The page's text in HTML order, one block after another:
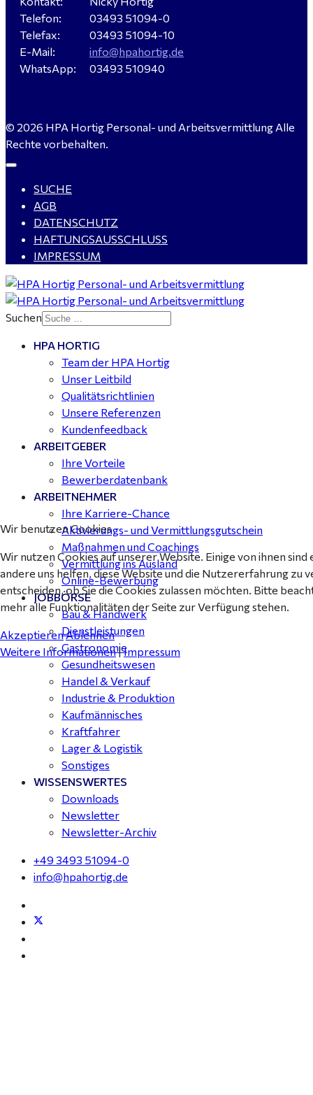
Verkäufer / Fachberater (m/w/d) - Baustoffe Fliesen -
für Dessau-Roßlau gesucht
gesucht - ab 4.500,00 €
WIG-Schweißer / Vorrichter (m/w/d) Anlagen- und
Rohrleitungsbau - Tagschicht - Leuna ab 20 €
gesucht für Halle (Saale) - ab 4.000 €
Buchhalter (m/w/d) für Halle (Saale) gesucht - TZ 20-
Telefon:
Telefax:
E-Mail:
WhatsApp:
03493 51094-0
03493 51094-10
info@hpahortig.de
03493 510940
© 2026 HPA Hortig Personal- und Arbeitsvermittlung Alle
Rechte vorbehalten.
SUCHE
AGB
DATENSCHUTZ
HAFTUNGSAUSSCHLUSS
IMPRESSUM
Suchen
HPA HORTIG
Team der HPA Hortig
Unser Leitbild
Qualitätsrichtlinien
Unsere Referenzen
Kundenfeedback
ARBEITGEBER
Ihre Vorteile
Bewerberdatenbank
ARBEITNEHMER
Ihre Karriere-Chance
Aktivierungs- und Vermittlungsgutschein
Maßnahmen und Coachings
Vermittlung ins Ausland
Online-Bewerbung
JOBBÖRSE
Bau & Handwerk
Dienstleistungen
Gastronomie
Gesundheitswesen
Handel & Verkauf
Industrie & Produktion
Kaufmännisches
Kraftfahrer
Lager & Logistik
Sonstiges
WISSENSWERTES
Downloads
Newsletter
Newsletter-Archiv
+49 3493 51094-0
info@hpahortig.de
Wir benutzen Cookies
Wir nutzen Cookies auf unserer Website. Einige von ihnen
andere uns helfen, diese Website und die Nutzererfahrung zu
entscheiden, ob Sie die Cookies zulassen möchten. Bitte
mehr alle Funktionalitäten der Seite zur Verfügung stehen.
AkzeptierenAblehnen
Weitere Informationen|Impressum